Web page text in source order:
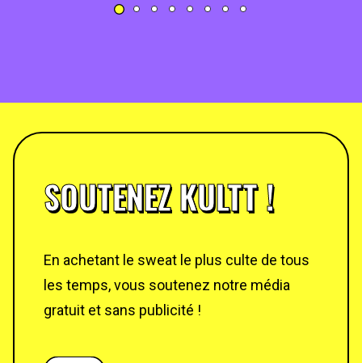
SOUTENEZ KULTT !
En achetant le sweat le plus culte de tous
les temps, vous soutenez notre média
gratuit et sans publicité !